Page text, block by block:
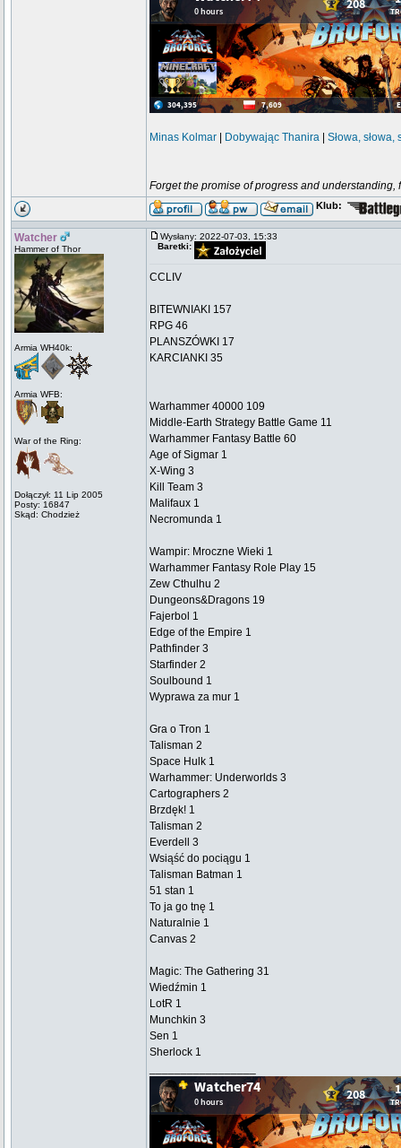
Minas Kolmar Dobywając Thanira Słowa, słowa,
Forget the promise of progress and
Klub:
Watcher
Hammer of Thor
Armia WH40k:
Armia WFB:
War of the Ring:
Dołączył: 11 Lip 2005
Posty: 16847
Skąd: Chodzież
Wysłany: 2022-07-03, 15:33
Baretki:
CCLIV
BITEWNIAKI 157
RPG 46
PLANSZÓWKI 17
KARCIANKI 35
Warhammer 40000 109
Middle-Earth Strategy Battle Game 11
Warhammer Fantasy Battle 60
Age of Sigmar 1
X-Wing 3
Kill Team 3
Malifaux 1
Necromunda 1
Wampir: Mroczne Wieki 1
Warhammer Fantasy Role Play 15
Zew Cthulhu 2
Dungeons&Dragons 19
Fajerbol 1
Edge of the Empire 1
Pathfinder 3
Starfinder 2
Soulbound 1
Wyprawa za mur 1
Gra o Tron 1
Talisman 2
Space Hulk 1
Warhammer: Underworlds 3
Cartographers 2
Brzdęk! 1
Talisman 2
Everdell 3
Wsiąść do pociągu 1
Talisman Batman 1
51 stan 1
To ja go tnę 1
Naturalnie 1
Canvas 2
Magic: The Gathering 31
Wiedźmin 1
LotR 1
Munchkin 3
Sen 1
Sherlock 1